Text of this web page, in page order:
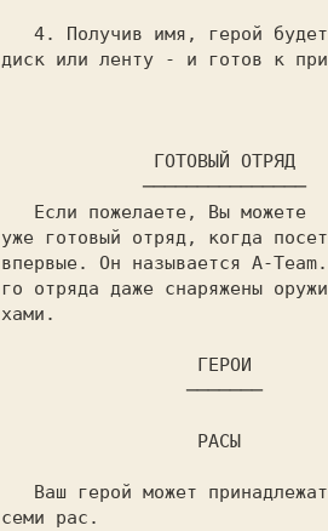
   4.
Получив имя, герой
диск или ленту - и готов к
             ───────────────
уже готовый отряд, когда
впервые. Он называется A-
го отряда даже снаряжены
хами.
                  РАСЫ
семи рас.